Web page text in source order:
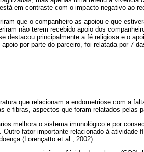
em contraste com o impacto negativo ao
que o companheiro as apoiou e que
não terem recebido apoio dos
destacou principalmente a fé religiosa e o
por parte do parceiro, foi relatada por 7
que relacionam a endometriose com a
e fi­bras, aspectos que foram relatados pelas
melhora o sistema imunológico e por
Outro fator importante relacionado à atividade
(Lorençatto et al., 2002).